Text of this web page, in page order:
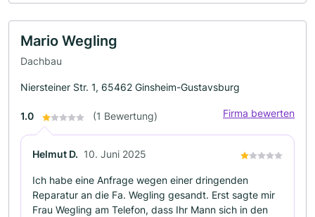
Mario Wegling
Dachbau
Niersteiner Str. 1, 65462 Ginsheim-Gustavsburg
1.0 (1 Bewertung) Firma bewerten
Helmut D. 10. Juni 2025
Ich habe eine Anfrage wegen einer dringenden
Reparatur an die Fa. Wegling gesandt. Erst sagte mir
Frau Wegling am Telefon, dass Ihr Mann sich in den